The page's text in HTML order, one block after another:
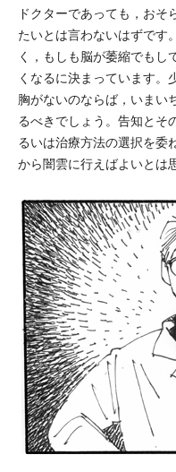
ドクターであっても，おそ
たいとは言わないはずです
く，もしも脳が萎縮でもし
くなるに決まっています。
胸がないのならば，いまい
るべきでしょう。告知とそ
るいは治療方法の選択を委
から闇雲に行えばよいとは